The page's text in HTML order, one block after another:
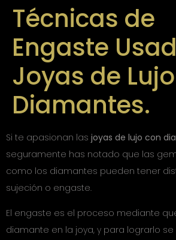
Técnicas de
Engaste
Joyas de
Diamantes.
Si te apasionan las joyas de lujo con
seguramente has notado que las
como los diamantes pueden tener
sujeción o engaste.
El engaste es el proceso mediante
diamante en la joya, y para lograrlo